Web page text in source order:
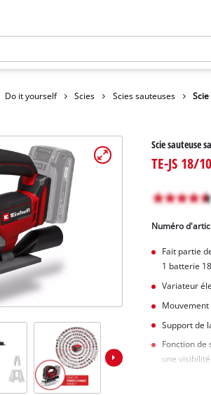
Do it yourself Scies Scies sauteuses
Scie sauteuse
TE-JS 18/
Numéro
Fait partie
1 batterie
Variateur
Support de
Fonction de
une